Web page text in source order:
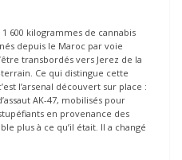
600 kilogrammes de cannabis
depuis le Maroc par voie
transbordés vers Jerez de la
Ce qui distingue cette
l’arsenal découvert sur place :
AK-47, mobilisés pour
en provenance des
plus à ce qu’il était. Il a changé